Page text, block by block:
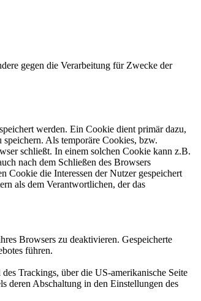
gegen die Verarbeitung für Zwecke der
werden. Ein Cookie dient primär dazu,
Als temporäre Cookies, bzw.
schließt. In einem solchen Cookie kann z.B.
nach dem Schließen des Browsers
Cookie die Interessen der Nutzer gespeichert
als dem Verantwortlichen, der das
Browsers zu deaktivieren. Gespeicherte
führen.
Trackings, über die US-amerikanische Seite
deren Abschaltung in den Einstellungen des